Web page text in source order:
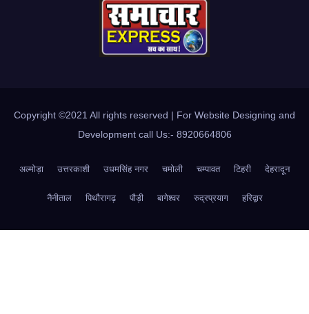
Copyright ©2021 All rights reserved | For Website Designing and
Development call Us:- 8920664806
अल्मोड़ा उत्तरकाशी उधमसिंह नगर चमोली चम्पावत टिहरी देहरादून
नैनीताल पिथौरागढ़ पौड़ी बागेश्वर रुद्रप्रयाग हरिद्वार